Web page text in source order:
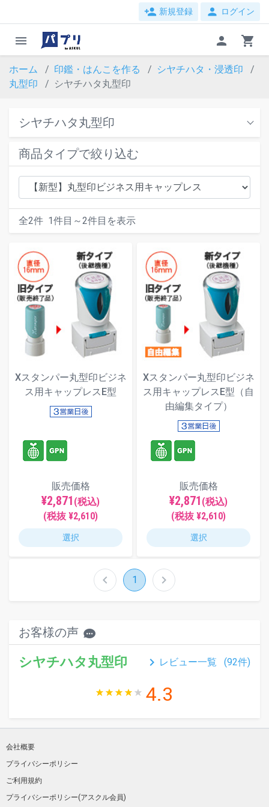
person_add 新規登録 person ログイン
menu person shopping_cart
ホーム 印鑑・はんこを作る
シヤチハタ・浸透印
丸型印
シヤチハタ丸型印
シヤチハタ丸型印
商品タイプで絞り込む
全2件 1件目～2件目を表示
Xスタンパー丸型印ビジネ
ス用キャップレスE型
販売価格
¥2,871 (税込)
(税抜 ¥2,610)
選択
Xスタンパー丸型印ビジネ
ス用キャップレスE型（自
由編集タイプ）
販売価格
¥2,871 (税込)
(税抜 ¥2,610)
選択
chevron_left 1 chevron_right
お客様の声
シヤチハタ丸型印 keyboard_arrow_right レビュー一覧 (92件)
4.3
会社概要
プライバシーポリシー
ご利用規約
プライバシーポリシー(アスクル会員)